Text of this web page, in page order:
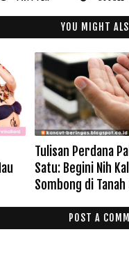
YOU MIGHT
Tulisan Perdana
Satu: Begini Nih
Sombong di Tanah
POST A